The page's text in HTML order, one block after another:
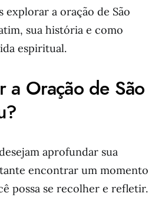
explorar a oração de São
sua história e como
espiritual.
a Oração de São
aprofundar sua
encontrar um momento
possa se recolher e refletir.